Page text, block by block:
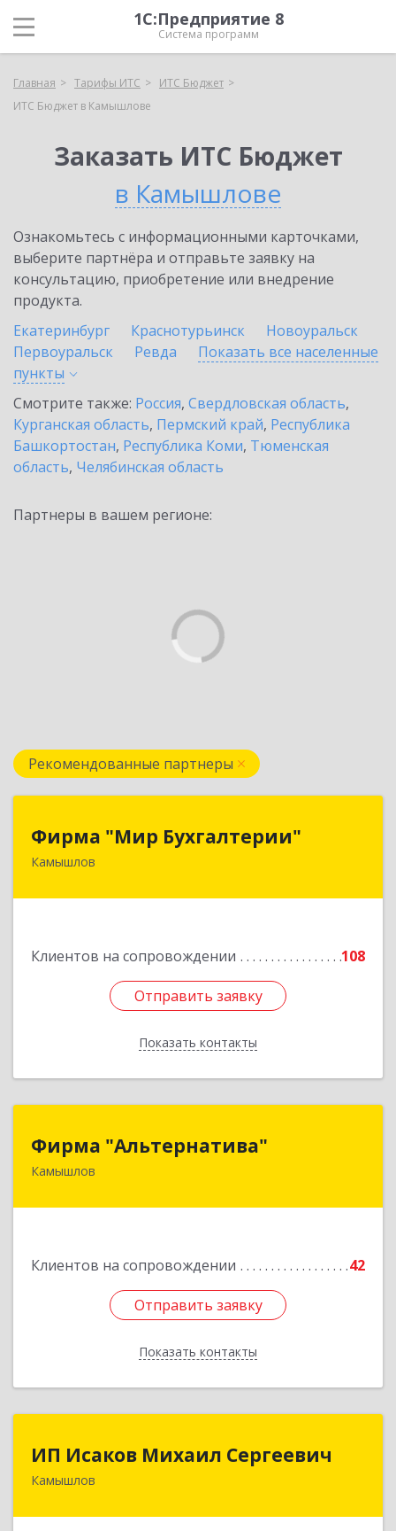
1С:Предприятие 8
Система программ
Главная Тарифы ИТС
ИТС Бюджет
ИТС Бюджет в Камышлове
Заказать ИТС Бюджет
в Камышлове
Ознакомьтесь с информационными карточками,
выберите партнёра и отправьте заявку на
консультацию, приобретение или внедрение
продукта.
Екатеринбург
Краснотурьинск
Новоуральск
Первоуральск
Ревда
Показать все населенные
пункты
Смотрите также: Россия, Свердловская область,
Курганская область, Пермский край, Республика
Башкортостан, Республика Коми, Тюменская
область, Челябинская область
Партнеры в вашем регионе:
Рекомендованные партнеры
Фирма "Мир Бухгалтерии"
Камышлов
Клиентов на сопровождении 108
Отправить заявку
Показать контакты
624860, Свердловская обл, Камышлов г,
Отправить заявку
Назад
Фирма "Альтернатива"
Камышлов
Клиентов на сопровождении 42
Отправить заявку
Показать контакты
624860, Свердловская обл, Камышлов г, Ленина
Отправить заявку
Назад
ИП Исаков Михаил Сергеевич
Камышлов
624860, Свердловская обл, Камышлов г, Ленина